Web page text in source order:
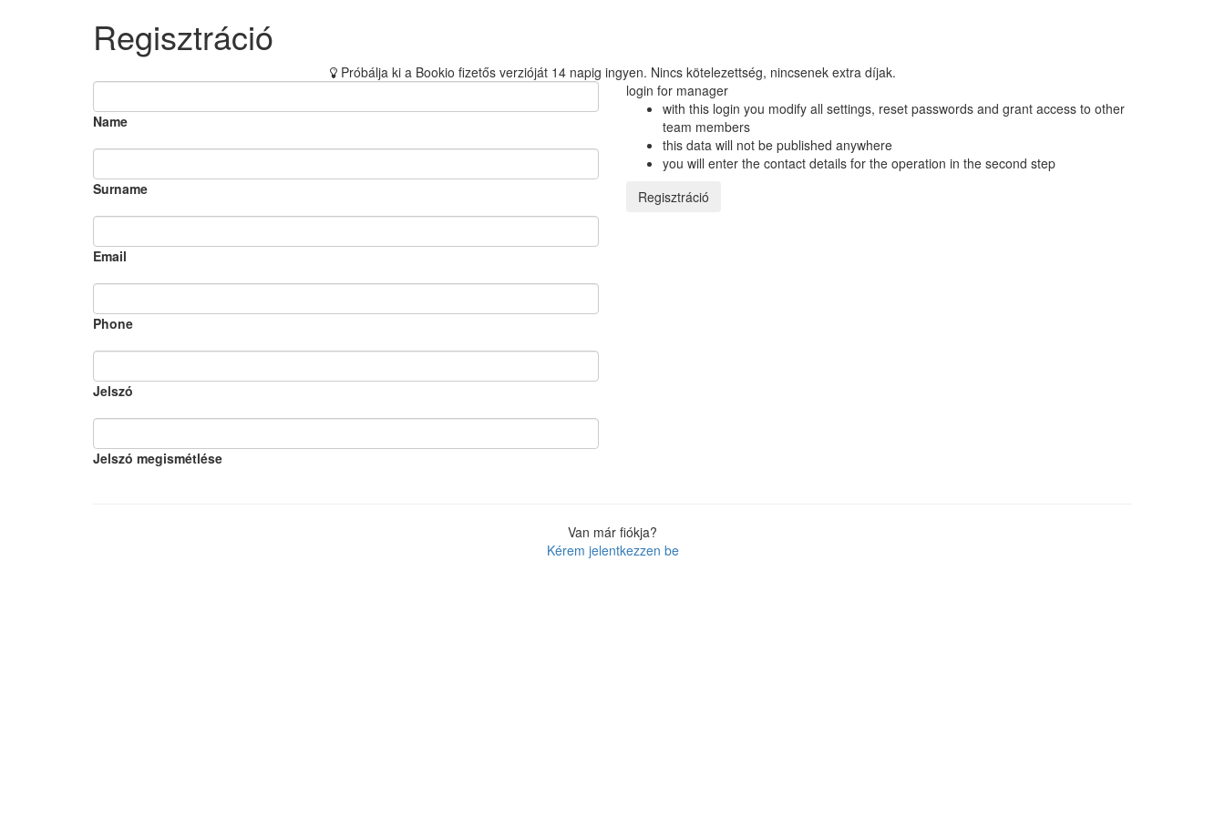
Regisztráció
Próbálja ki a Bookio fizetős verzióját 14 napig ingyen. Nincs kötelezettség, nincsenek extra díjak.
Name
Surname
Email
Phone
Jelszó
Jelszó megismétlése
login for manager
with this login you modify all settings, reset passwords and grant access to other
team members
this data will not be published anywhere
you will enter the contact details for the operation in the second step
Van már fiókja?
Kérem jelentkezzen be